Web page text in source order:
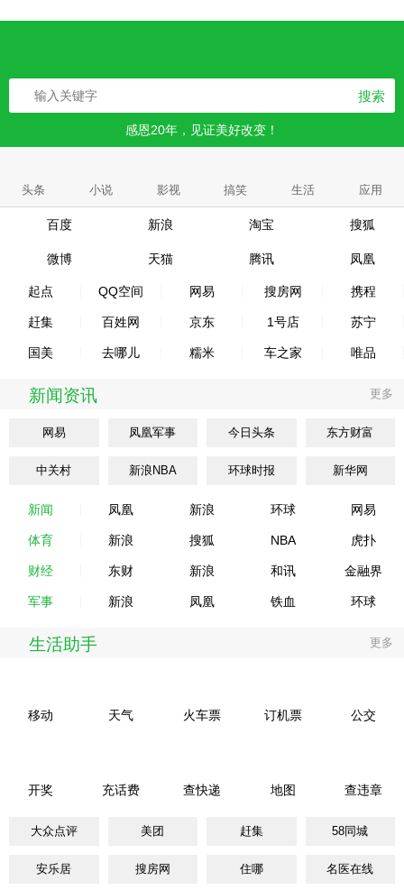
搜索
感恩20年，见证美好改变！
头条 小说 影视 搞笑 生活 应用
百度 新浪 淘宝 搜狐
微博 天猫 腾讯 凤凰
起点 QQ空间 网易 搜房网 携程
赶集 百姓网 京东 1号店 苏宁
国美 去哪儿 糯米 车之家 唯品
新闻资讯 更多
网易 凤凰军事 今日头条 东方财富
中关村 新浪NBA 环球时报 新华网
新闻 凤凰 新浪 环球 网易
体育 新浪 搜狐 NBA 虎扑
财经 东财 新浪 和讯 金融界
军事 新浪 凤凰 铁血 环球
生活助手 更多
移动 天气 火车票 订机票 公交
开奖 充话费 查快递 地图 查违章
大众点评 美团 赶集 58同城
安乐居 搜房网 住哪 名医在线